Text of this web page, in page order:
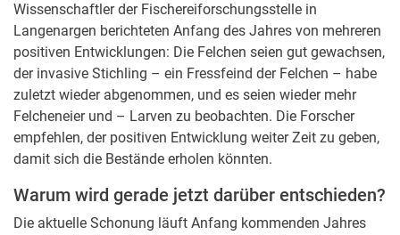
Wissenschaftler der Fischereiforschungsstelle in
Langenargen berichteten Anfang des Jahres von mehreren
positiven Entwicklungen: Die Felchen seien gut gewachsen,
der invasive Stichling – ein Fressfeind der Felchen – habe
zuletzt wieder abgenommen, und es seien wieder mehr
Felcheneier und – Larven zu beobachten. Die Forscher
empfehlen, der positiven Entwicklung weiter Zeit zu geben,
damit sich die Bestände erholen könnten.
Warum wird gerade jetzt darüber entschieden?
Die aktuelle Schonung läuft Anfang kommenden Jahres